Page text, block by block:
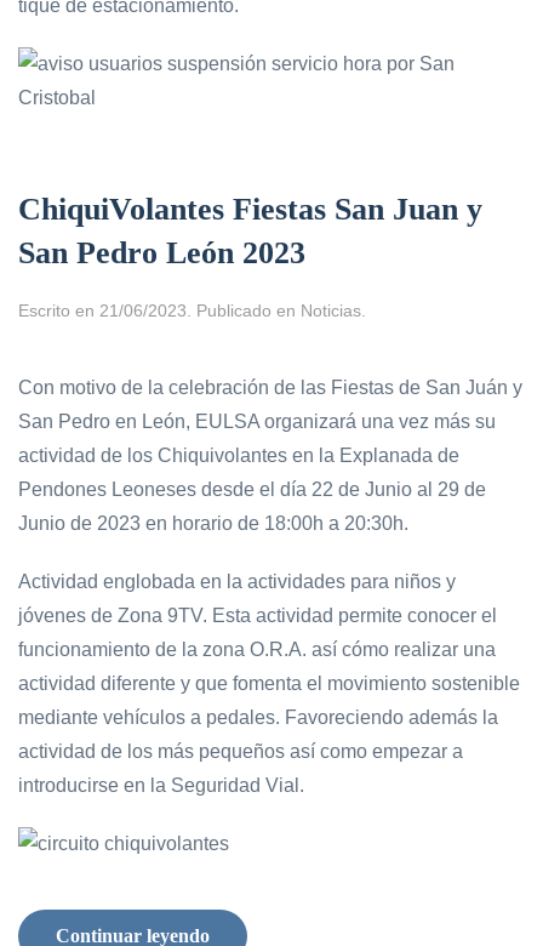
tique de estacionamiento.
ChiquiVolantes Fiestas San Juan y
San Pedro León 2023
Escrito en 21/06/2023 . Publicado en Noticias
Con motivo de la celebración de las Fiestas de San Juán y
San Pedro en León, EULSA organizará una vez más su
actividad de los Chiquivolantes en la Explanada de
Pendones Leoneses desde el día 22 de Junio al 29 de
Junio de 2023 en horario de 18:00h a 20:30h.
Actividad englobada en la actividades para niños y
jóvenes de Zona 9TV. Esta actividad permite conocer el
funcionamiento de la zona O.R.A. así cómo realizar una
actividad diferente y que fomenta el movimiento sostenible
mediante vehículos a pedales. Favoreciendo además la
actividad de los más pequeños así como empezar a
introducirse en la Seguridad Vial.
Continuar leyendo